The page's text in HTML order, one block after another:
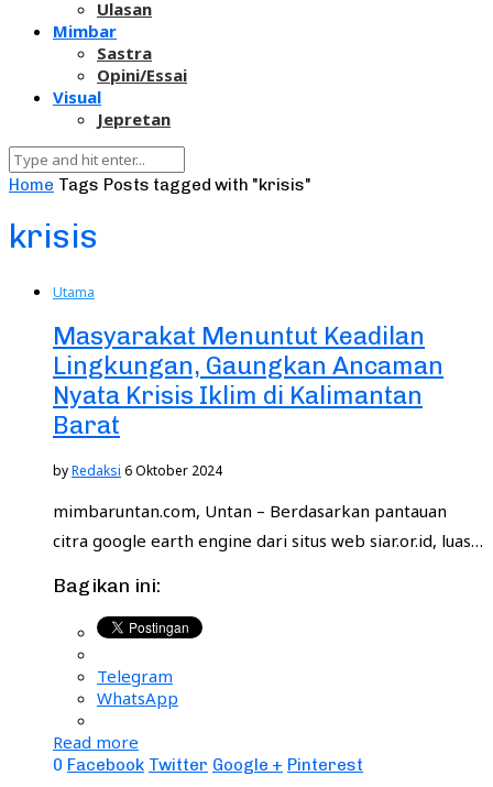
Ulasan
Mimbar
Sastra
Opini/Essai
Visual
Jepretan
Home Tags Posts tagged with "krisis"
krisis
Utama
Masyarakat Menuntut Keadilan
Lingkungan, Gaungkan Ancaman
Nyata Krisis Iklim di Kalimantan
Barat
byRedaksi 6 Oktober 2024
mimbaruntan.com, Untan – Berdasarkan pantauan
citra google earth engine dari situs web siar.or.id, luas…
Bagikan ini:
Telegram
WhatsApp
Read more
0 Facebook Twitter Google + Pinterest